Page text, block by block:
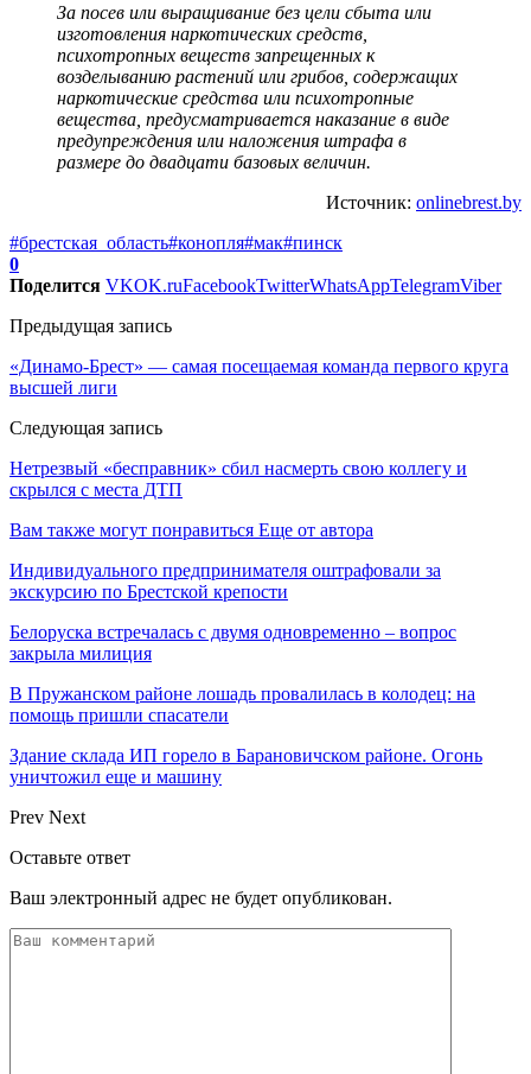
За посев или выращивание без цели сбыта или
изготовления наркотических средств,
психотропных веществ запрещенных к
возделыванию растений или грибов, содержащих
наркотические средства или психотропные
вещества, предусматривается наказание в виде
предупреждения или наложения штрафа в
размере до двадцати базовых величин.
Источник: onlinebrest.by
#брестская_область#конопля#мак#пинск
0
Поделится VKOK.ruFacebookTwitterWhatsAppTelegramViber
Предыдущая запись
«Динамо-Брест» — самая посещаемая команда первого круга
высшей лиги
Следующая запись
Нетрезвый «бесправник» сбил насмерть свою коллегу и
скрылся с места ДТП
Вам также могут понравиться Еще от автора
Индивидуального предпринимателя оштрафовали за
экскурсию по Брестской крепости
Белоруска встречалась с двумя одновременно – вопрос
закрыла милиция
В Пружанском районе лошадь провалилась в колодец: на
помощь пришли спасатели
Здание склада ИП горело в Барановичском районе. Огонь
уничтожил еще и машину
Prev Next
Оставьте ответ
Ваш электронный адрес не будет опубликован.